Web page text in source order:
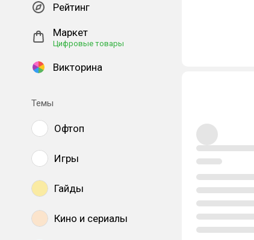
Рейтинг
Маркет
Цифровые товары
Викторина
Темы
Офтоп
Игры
Гайды
Кино и сериалы